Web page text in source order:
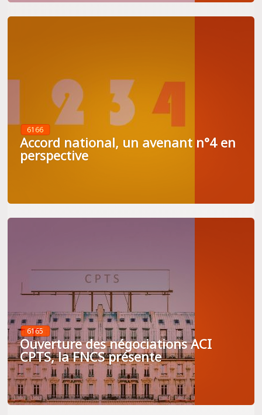
6166
Accord national, un avenant n°4 en
perspective
6165
Ouverture des négociations ACI
CPTS, la FNCS présente